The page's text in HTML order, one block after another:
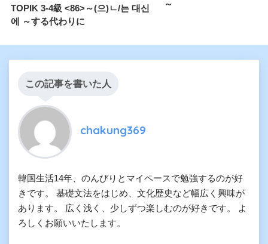
TOPIK 3-4級 <86>～(으)ㄴ/는 대신
에 ～する代わりに
～
この記事を書いた人
chakung369
韓国生活14年、のんびりとマイペースで勉強するのが好
きです。 基礎文法をはじめ、文化歴史など幅広く興味が
あります。 広く浅く、少しずつ楽しむのが好きです。 よ
ろしくお願いいたします。